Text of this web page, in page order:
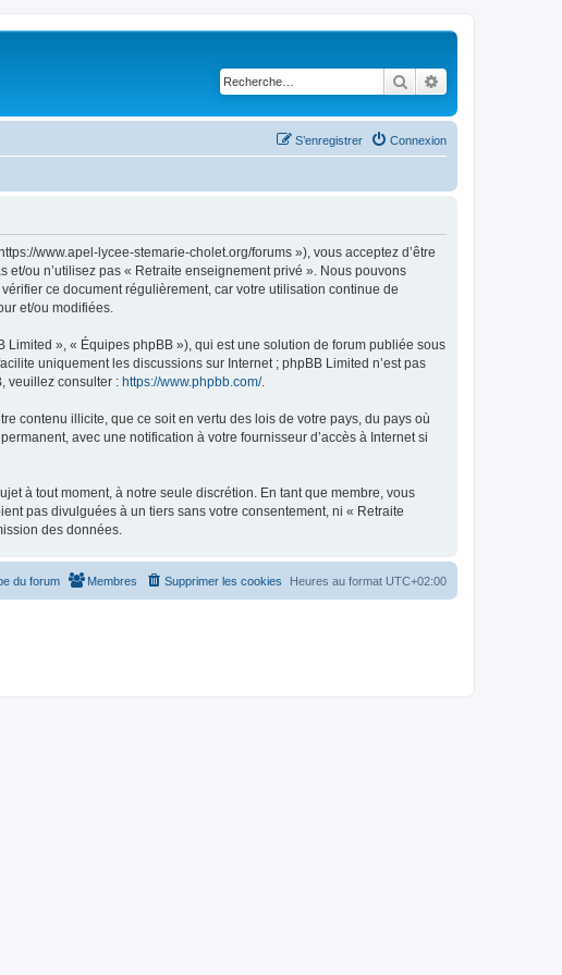
Rechercher
Connexion
S’enregistrer
www.apel-lycee-stemarie-cholet.org/forums »), vous acceptez d’être
et/ou n’utilisez pas « Retraite enseignement privé ». Nous pouvons
ce document régulièrement, car votre utilisation continue de
et/ou modifiées.
», « Équipes phpBB »), qui est une solution de forum publiée sous
uniquement les discussions sur Internet ; phpBB Limited n’est pas
veuillez consulter : https://www.phpbb.com/.
contenu illicite, que ce soit en vertu des lois de votre pays, du pays où
avec une notification à votre fournisseur d’accès à Internet si
à tout moment, à notre seule discrétion. En tant que membre, vous
pas divulguées à un tiers sans votre consentement, ni « Retraite
des données.
Heures au format UTC+02:00
Supprimer les cookies
Membres
du forum